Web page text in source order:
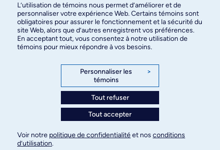
Bureau des communications et
des relations publiques
3744, rue Jean-Brillant, bureau 490
Montréal (Québec) H3T 1P1
Paramètres des témoins
© Université de Montréal, 2026. Tous droits
L’utilisation de témoins nous permet d’améliorer et de
personnaliser votre expérience Web. Certains témoins sont
obligatoires pour assurer le fonctionnement et la sécurité du
site Web, alors que d’autres enregistrent vos préférences.
En acceptant tout, vous consentez à notre utilisation de
témoins pour mieux répondre à vos besoins.
Personnaliser les
témoins
>
Tout refuser
Tout accepter
Voir notre politique de confidentialitéet nos conditions
d’utilisation.